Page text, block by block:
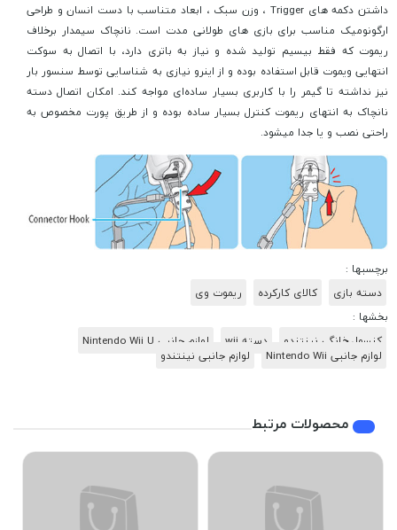
داشتن دکمه های Trigger ، وزن سبک ، ابعاد متناسب با دست انسان و طراحی
ارگونومیک مناسب برای بازی های طولانی مدت است. نانچاک سیمدار برخلاف
ریموت که فقط بیسیم تولید شده و نیاز به باتری دارد، با اتصال به سوکت
انتهایی ویموت قابل استفاده بوده و از اینرو نیازی به شناسایی توسط سنسور بار
نیز نداشته تا گیمر را با کاربری بسیار ساده‌ای مواجه کند. امکان اتصال دسته
نانچاک به انتهای ریموت کنترل بسیار ساده بوده و از طریق پورت مخصوص به
راحتی نصب و یا جدا میشود.
برچسبها :
دسته بازی
کالای کارکرده
ریموت وی
بخشها :
کنسول خانگی نینتندو
دسته wii
لوازم جانبی Nintendo Wii U
لوازم جانبی Nintendo Wii
لوازم جانبی نینتندو
محصولات مرتبط